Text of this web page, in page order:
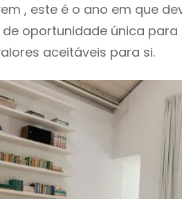
, este é o ano em que
de oportunidade única para
aceitáveis para si.